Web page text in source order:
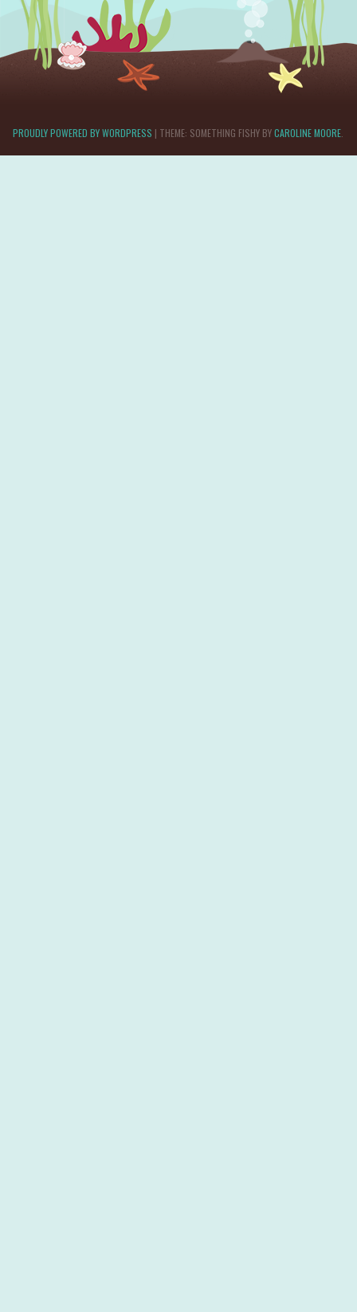
PROUDLY POWERED BY WORDPRESS | THEME: SOMETHING FISHY BYCAROLINE MOORE